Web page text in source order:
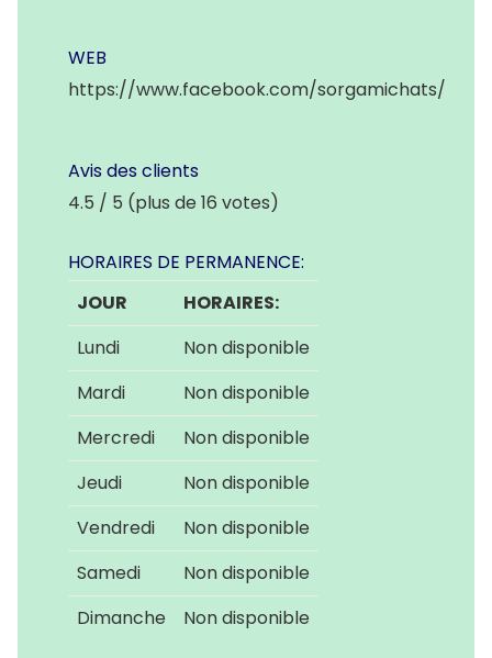
WEB
https://www.facebook.com/sorgamichats/
Avis des clients
4.5 / 5 (plus de 16 votes)
HORAIRES DE PERMANENCE:
JOUR
HORAIRES:
Lundi
Non disponible
Mardi
Non disponible
Mercredi
Non disponible
Jeudi
Non disponible
Vendredi
Non disponible
Samedi
Non disponible
Dimanche
Non disponible